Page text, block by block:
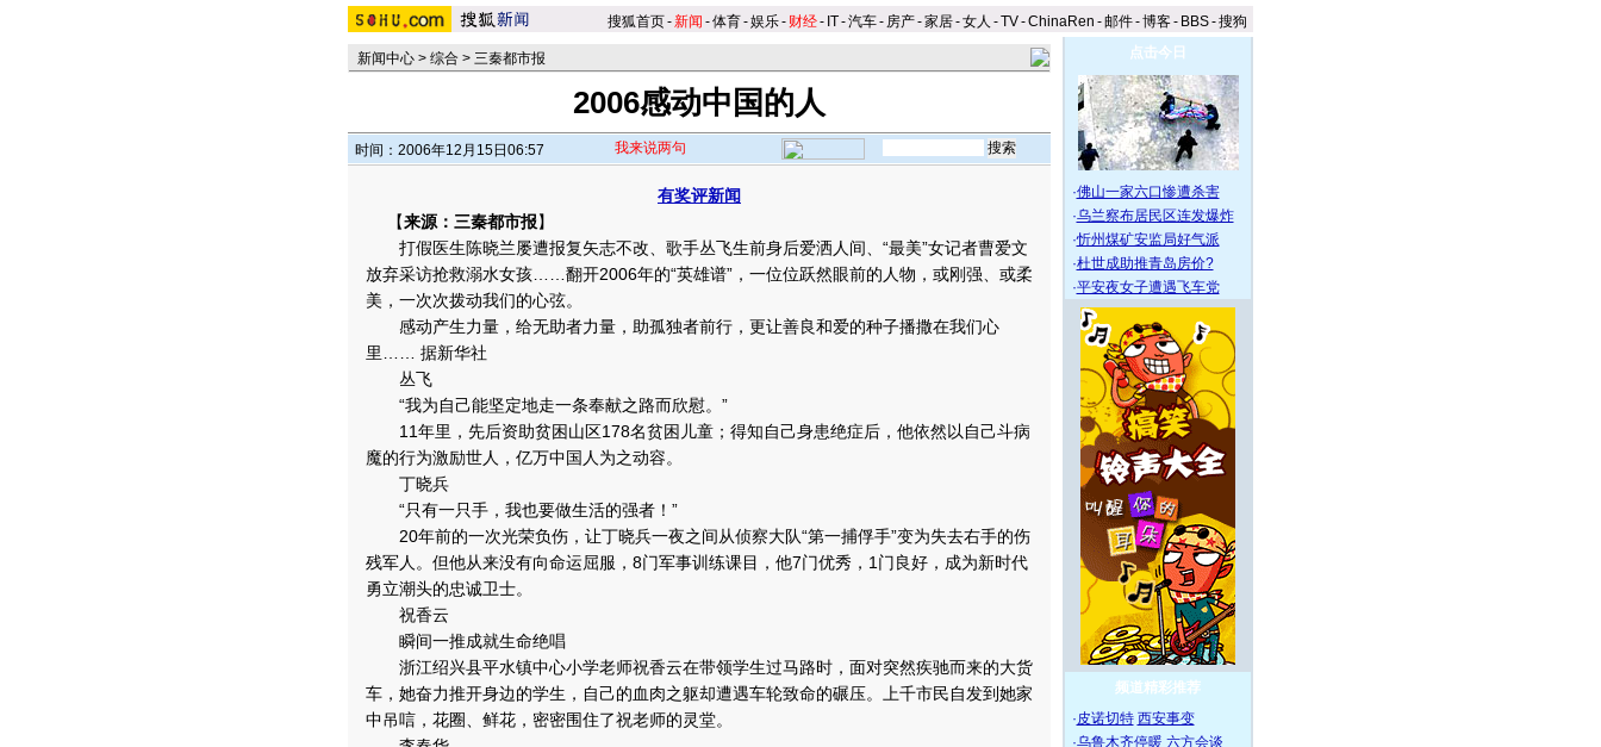
搜狐首页-新闻 -体育-娱乐- 财经- IT-汽车- 房产-家居-女人 -TV-ChinaRen -邮件-博客- BBS-搜狗
新闻中心 > 综合 > 三秦都市报
2006感动中国的人
时间：2006年12月15日06:57 我来说两句
有奖评新闻
【来源：三秦都市报】
打假医生陈晓兰屡遭报复矢志不改、歌手丛飞生前身后爱洒人间、“最美”女记者曹爱文
放弃采访抢救溺水女孩……翻开2006年的“英雄谱”，一位位跃然眼前的人物，或刚强、或柔
美，一次次拨动我们的心弦。
感动产生力量，给无助者力量，助孤独者前行，更让善良和爱的种子播撒在我们心
里…… 据新华社
丛飞
“我为自己能坚定地走一条奉献之路而欣慰。 ”
11年里，先后资助贫困山区178名贫困儿童；得知自己身患绝症后，他依然以自己斗病
魔的行为激励世人，亿万中国人为之动容。
丁晓兵
“只有一只手，我也要做生活的强者！”
20年前的一次光荣负伤，让丁晓兵一夜之间从侦察大队“第一捕俘手”变为失去右手的伤
残军人。但他从来没有向命运屈服，8门军事训练课目，他7门优秀，1门良好，成为新时代
勇立潮头的忠诚卫士。
祝香云
瞬间一推成就生命绝唱
浙江绍兴县平水镇中心小学老师祝香云在带领学生过马路时，面对突然疾驰而来的大货
车，她奋力推开身边的学生，自己的血肉之躯却遭遇车轮致命的碾压。上千市民自发到她家
中吊唁，花圈、鲜花，密密围住了祝老师的灵堂。
点击今日
·佛山一家六口惨遭杀害
·乌兰察布居民区连发爆炸
·忻州煤矿安监局好气派
·杜世成助推青岛房价?
·平安夜女子遭遇飞车党
频道精彩推荐
·皮诺切特 西安事变
·乌鲁木齐停暖 六方会谈